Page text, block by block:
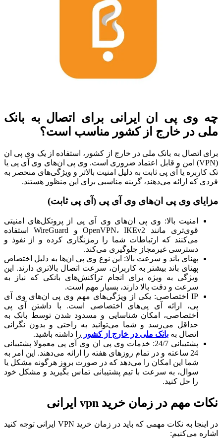
چه وی پی ان ایرانی برای اتصال به بانک
ملی در خارج از کشور مناسب است؟
برای اتصال به بانک ملی در خارج از کشور، استفاده از یک وی پی ان
(VPN) امن و قابل اعتماد ضروری است. وی پی ان‌های وی آی پی یا
تک کاربره یا آی پی ثابت به دلیل امنیت بالاتر و ویژگی‌های منحصر به
فردی که ارائه می‌دهند، گزینه مناسبی برای این منظور هستند.
مزایای وی پی ان‌های وی آی پی (آی پی ثابت)
امنیت بالا: وی پی ان‌های وی آی پی از پروتکل‌های امنیتی
قوی‌تری مانند OpenVPN، IKEv2 و WireGuard استفاده
می‌کنند که ارتباطات شما را رمزنگاری کرده و از نفوذ و
دسترسی غیرمجاز جلوگیری می‌کند.
پهنای باند و سرعت بالا: این نوع وی پی ان‌ها به دلیل اختصاص
پهنای باند بیشتر به کاربران، سرعت اتصال بالاتری دارند. این
ویژگی به ویژه برای انجام تراکنش‌های بانکی که نیاز به
سرعت و دقت بالا دارند، بسیار مهم است.
IP اختصاصی: یکی از ویژگی‌های مهم وی پی ان‌های وی آی
پی، ارائه آی پی‌های اختصاصی است. با داشتن آی پی
اختصاصی، امکان شناسایی و مسدود شدن توسط بانک به
حداقل می‌رسد و شما می‌توانید به راحتی و بدون نگرانی
اتصال به بانک ملی در خارج از کشور را داشته باشید.
پشتیبانی 24/7: خدمات وی پی ان وی آی پی معمولا پشتیبانی
24 ساعته و در تمام روزهای هفته را ارائه می‌دهند. این امر به
شما این امکان را می‌دهد که در صورت بروز هرگونه مشکل یا
سوال، به سرعت با تیم پشتیبانی تماس بگیرید و مشکل خود
را حل کنید.
نکات مهم در زمان خرید vpn ایرانی
در اینجا به نکات مهمی که باید در زمان خرید VPN ایرانی توجه کنید
اشاره می‌کنیم: